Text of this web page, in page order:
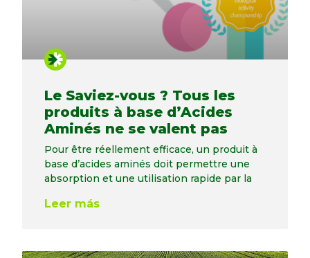
Le Saviez-vous ? Tous les
produits à base d’Acides
Aminés ne se valent pas
Pour être réellement efficace, un produit à
base d’acides aminés doit permettre une
absorption et une utilisation rapide par la
Leer más